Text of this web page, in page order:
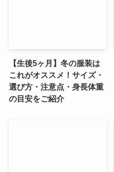
【生後5ヶ月】冬の服装は
これがオススメ！サイズ・
選び方・注意点・身長体重
の目安をご紹介